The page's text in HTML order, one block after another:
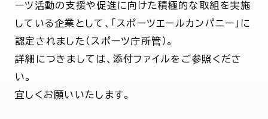
ーツ活動の支援や促進に向けた積極的な取組を実施
している企業として、「スポーツエールカンパニー」に
認定されました（スポーツ庁所管）。
詳細につきましては、添付ファイルをご参照くださ
い。
宜しくお願いいたします。